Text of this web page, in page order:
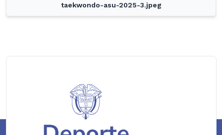
taekwondo-asu-2025-3.jpeg